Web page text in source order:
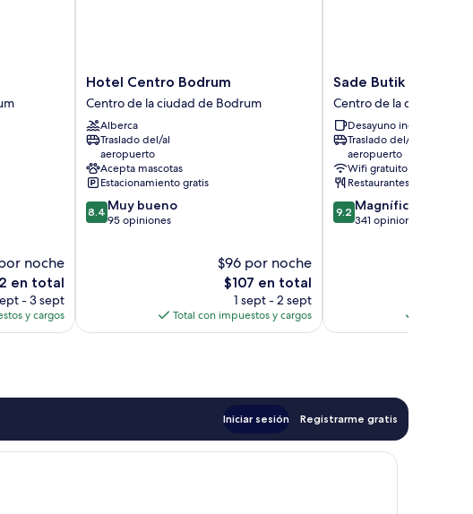
noche
en total
- 3 sept
y cargos
Hotel
Centro
Bodrum
Centro
de
la
ciudad
de
Bodrum
Hotel Centro Bodrum
Centro de la ciudad de Bodrum
Alberca
Traslado del/al
aeropuerto
Acepta mascotas
Estacionamiento gratis
8.4
de
8.4 Muy bueno
95 opiniones
$96 por noche
El
precio
actual
es
$107 en total
1 sept - 2 sept
Total con impuestos y cargos
Sade
Butik
Otel
Centro
de
la
ciudad
de
Bodrum
Sade Butik Otel
Centro de la ciudad de
Desayuno incluido
Traslado del/al
aeropuerto
Wifi gratuito
Restaurantes
9.2
de
9.2 Magnífico
341 opiniones
Iniciar sesión Registrarme gratis